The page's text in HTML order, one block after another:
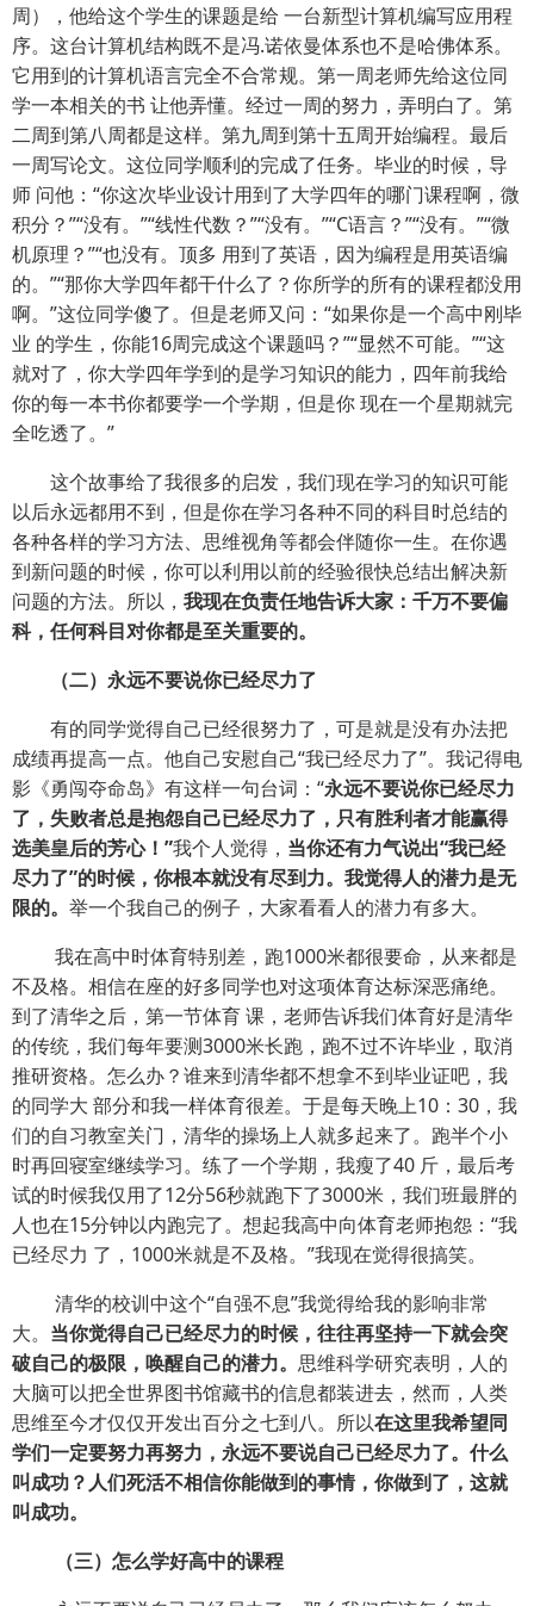
周），他给这个学生的课题是给 一台新型计算机编写应用程
序。这台计算机结构既不是冯.诺依曼体系也不是哈佛体系。
它用到的计算机语言完全不合常规。第一周老师先给这位同
学一本相关的书 让他弄懂。经过一周的努力，弄明白了。第
二周到第八周都是这样。第九周到第十五周开始编程。最后
一周写论文。这位同学顺利的完成了任务。毕业的时候，导
师 问他：“你这次毕业设计用到了大学四年的哪门课程啊，微
积分？”“没有。”“线性代数？”“没有。”“C语言？”“没有。”“微
机原理？”“也没有。顶多 用到了英语，因为编程是用英语编
的。”“那你大学四年都干什么了？你所学的所有的课程都没用
啊。”这位同学傻了。但是老师又问：“如果你是一个高中刚毕
业 的学生，你能16周完成这个课题吗？”“显然不可能。”“这
就对了，你大学四年学到的是学习知识的能力，四年前我给
你的每一本书你都要学一个学期，但是你 现在一个星期就完
全吃透了。”
这个故事给了我很多的启发，我们现在学习的知识可能
以后永远都用不到，但是你在学习各种不同的科目时总结的
各种各样的学习方法、思维视角等都会伴随你一生。在你遇
到新问题的时候，你可以利用以前的经验很快总结出解决新
问题的方法。所以， 我现在负责任地告诉大家：千万不要偏
科，任何科目对你都是至关重要的。
（二）永远不要说你已经尽力了
有的同学觉得自己已经很努力了，可是就是没有办法把
成绩再提高一点。他自己安慰自己“我已经尽力了”。我记得电
影《勇闯夺命岛》有这样一句台词：“永远不要说你已经尽力
了，失败者总是抱怨自己已经尽力了，只有胜利者才能赢得
选美皇后的芳心！”我个人觉得， 当你还有力气说出“我已经
尽力了”的时候，你根本就没有尽到力。我觉得人的潜力是无
限的。 举一个我自己的例子，大家看看人的潜力有多大。
我在高中时体育特别差，跑1000米都很要命，从来都是
不及格。相信在座的好多同学也对这项体育达标深恶痛绝。
到了清华之后，第一节体育 课，老师告诉我们体育好是清华
的传统，我们每年要测3000米长跑，跑不过不许毕业，取消
推研资格。怎么办？谁来到清华都不想拿不到毕业证吧，我
的同学大 部分和我一样体育很差。于是每天晚上10：30，我
们的自习教室关门，清华的操场上人就多起来了。跑半个小
时再回寝室继续学习。练了一个学期，我瘦了40 斤，最后考
试的时候我仅用了12分56秒就跑下了3000米，我们班最胖的
人也在15分钟以内跑完了。想起我高中向体育老师抱怨：“我
已经尽力 了，1000米就是不及格。”我现在觉得很搞笑。
清华的校训中这个“自强不息”我觉得给我的影响非常
大。 当你觉得自己已经尽力的时候，往往再坚持一下就会突
破自己的极限，唤醒自己的潜力。 思维科学研究表明，人的
大脑可以把全世界图书馆藏书的信息都装进去，然而，人类
思维至今才仅仅开发出百分之七到八。所以在这里我希望同
学们一定要努力再努力，永远不要说自己已经尽力了。什么
叫成功？人们死活不相信你能做到的事情，你做到了，这就
叫成功。
（三）怎么学好高中的课程